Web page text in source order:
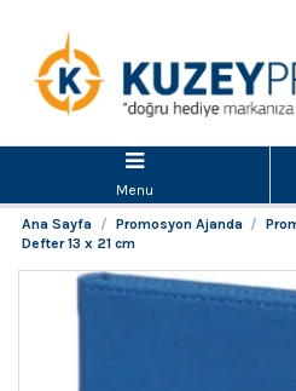
Menu
Ana Sayfa
Promosyon Ajanda
Defter 13 x 21 cm